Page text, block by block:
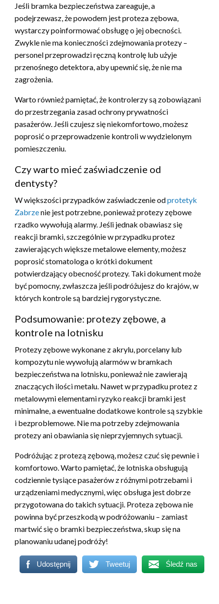
Jeśli bramka bezpieczeństwa zareaguje, a
podejrzewasz, że powodem jest proteza zębowa,
wystarczy poinformować obsługę o jej obecności.
Zwykle nie ma konieczności zdejmowania protezy –
personel przeprowadzi ręczną kontrolę lub użyje
przenośnego detektora, aby upewnić się, że nie ma
zagrożenia.
Warto również pamiętać, że kontrolerzy są zobowiązani
do przestrzegania zasad ochrony prywatności
pasażerów. Jeśli czujesz się niekomfortowo, możesz
poprosić o przeprowadzenie kontroli w wydzielonym
pomieszczeniu.
Czy warto mieć zaświadczenie od
dentysty?
W większości przypadków zaświadczenie odprotetyk
Zabrzenie jest potrzebne, ponieważ protezy zębowe
rzadko wywołują alarmy. Jeśli jednak obawiasz się
reakcji bramki, szczególnie w przypadku protez
zawierających większe metalowe elementy, możesz
poprosić stomatologa o krótki dokument
potwierdzający obecność protezy. Taki dokument może
być pomocny, zwłaszcza jeśli podróżujesz do krajów, w
których kontrole są bardziej rygorystyczne.
Podsumowanie: protezy zębowe, a
kontrole na lotnisku
Protezy zębowe wykonane z akrylu, porcelany lub
kompozytu nie wywołują alarmów w bramkach
bezpieczeństwa na lotnisku, ponieważ nie zawierają
znaczących ilości metalu. Nawet w przypadku protez z
metalowymi elementami ryzyko reakcji bramki jest
minimalne, a ewentualne dodatkowe kontrole są szybkie
i bezproblemowe. Nie ma potrzeby zdejmowania
protezy ani obawiania się nieprzyjemnych sytuacji.
Podróżując z protezą zębową, możesz czuć się pewnie i
komfortowo. Warto pamiętać, że lotniska obsługują
codziennie tysiące pasażerów z różnymi potrzebami i
urządzeniami medycznymi, więc obsługa jest dobrze
przygotowana do takich sytuacji. Proteza zębowa nie
powinna być przeszkodą w podróżowaniu – zamiast
martwić się o bramki bezpieczeństwa, skup się na
planowaniu udanej podróży!
Udostępnij Tweetuj Śledź nas